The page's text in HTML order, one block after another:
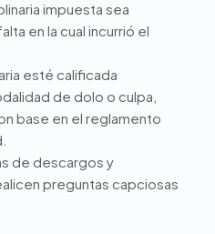
impuesta sea
en la cual incurrió el
esté calificada
de dolo o culpa,
base en el reglamento
de descargos y
preguntas capciosas